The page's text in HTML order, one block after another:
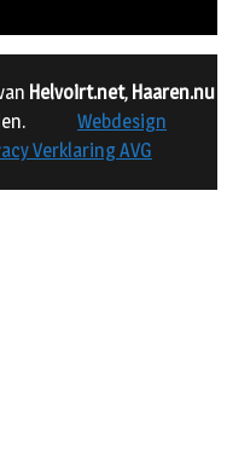
Helvoirt.net, Haaren.nu
Webdesign
Verklaring AVG